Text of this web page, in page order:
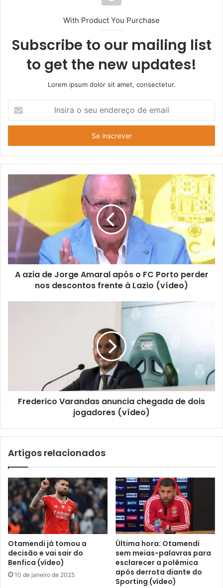
With Product You Purchase
Subscribe to our mailing list
to get the new updates!
Lorem ipsum dolor sit amet, consectetur.
seu
de
email
A azia de Jorge Amaral após o FC Porto perder
nos descontos frente à Lazio (vídeo)
Frederico Varandas anuncia chegada de dois
jogadores (vídeo)
Artigos relacionados
Otamendi já tomou a
decisão e vai sair do
Benfica (vídeo)
10 de janeiro de 2025
Última hora: Otamendi
sem meias-palavras para
esclarecer a polêmica
após derrota diante do
Sporting (vídeo)